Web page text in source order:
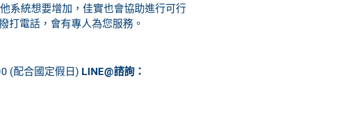
系統想要增加，佳實也會協助進行可行
打電話，會有專人為您服務。
(配合國定假日) LINE@諮詢：